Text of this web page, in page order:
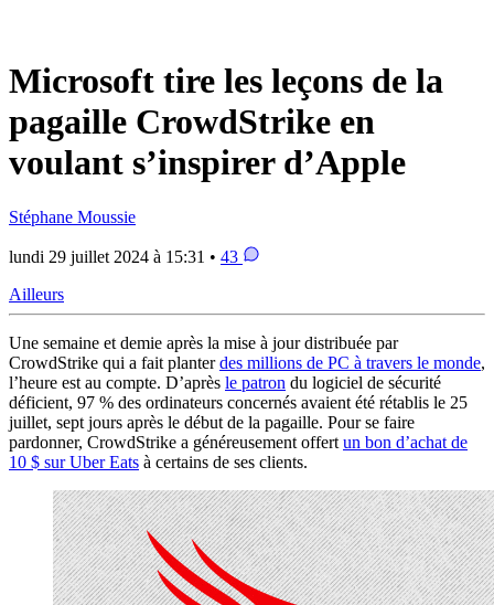
Microsoft tire les leçons de la
pagaille CrowdStrike en
voulant s’inspirer d’Apple
Stéphane Moussie
lundi 29 juillet 2024 à 15:31 • 43
Ailleurs
Une semaine et demie après la mise à jour distribuée par
CrowdStrike qui a fait planterdes millions de PC à travers le monde,
l’heure est au compte. D’après le patron du logiciel de sécurité
déficient, 97 % des ordinateurs concernés avaient été rétablis le 25
juillet, sept jours après le début de la pagaille. Pour se faire
pardonner, CrowdStrike a généreusement offert un bon d’achat de
10 $ sur Uber Eats à certains de ses clients.